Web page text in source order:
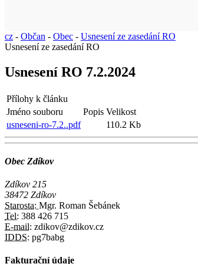
cz - Občan - Obec - Usnesení ze zasedání RO
Usnesení ze zasedání RO
Usnesení RO 7.2.2024
Přílohy k článku
Jméno souboru
Popis Velikost
usneseni-ro-7.2..pdf
110.2 Kb
Obec Zdíkov
Zdíkov 215
38472 Zdíkov
Starosta: Mgr. Roman Šebánek
Tel: 388 426 715
E-mail: zdikov@zdikov.cz
IDDS: pg7babg
Fakturační údaje